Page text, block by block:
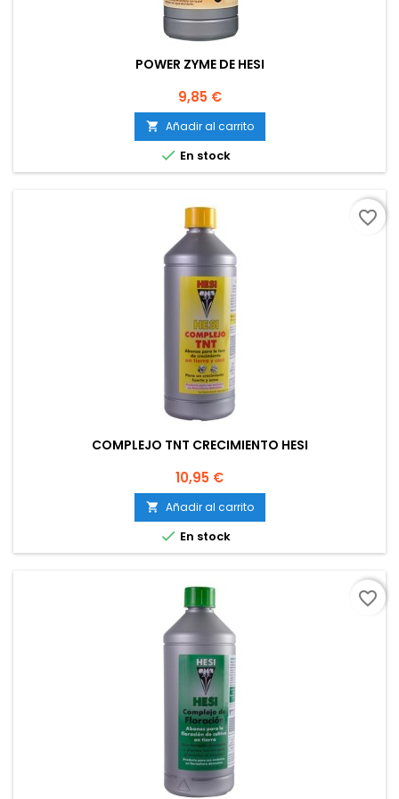
POWER ZYME DE HESI
Precio
9,85 €
 Añadir al carrito
 En stock
COMPLEJO TNT CRECIMIENTO HESI
Precio
10,95 €
 Añadir al carrito
 En stock
favorite_border
favorite_border